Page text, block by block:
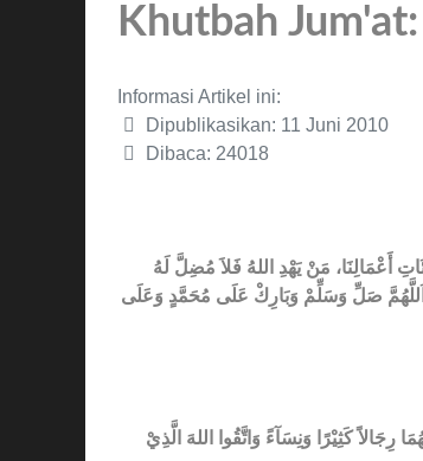
Khutbah
Informasi Artikel ini:
Dipublikasikan: 11 Juni 2010
Dibaca: 24018
أَعْمَالِنَا، مَنْ يَهْدِ اللهُ فَلاَ مُضِلَّ لَهُ
اَللَّهُمَّ صَلِّ وَسَلِّمْ وَبَارِكْ عَلَى مُحَمَّدٍ وَعَلَى
كَثِيْرًا وَنِسَآءً وَاتَّقُوا اللهَ الَّذِيْ